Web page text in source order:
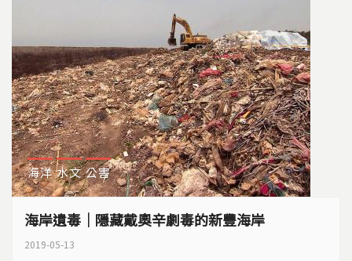
海洋 水文 公害
海岸遺毒｜隱藏戴奧辛劇毒的新豐海岸
2019-05-13